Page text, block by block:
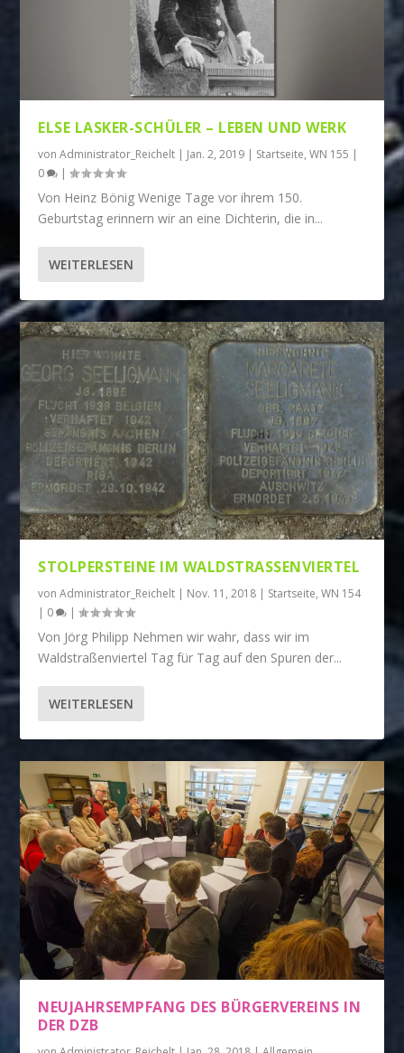
ELSE LASKER-SCHÜLER – LEBEN UND WERK
vonAdministrator_Reichelt | Jan. 2, 2019 | Startseite,WN 155 |
0
|
Von Heinz Bönig Wenige Tage vor ihrem 150.
Geburtstag erinnern wir an eine Dichterin, die in...
WEITERLESEN
STOLPERSTEINE IM WALDSTRASSENVIERTEL
vonAdministrator_Reichelt Nov. 11, 2018 Startseite,WN 154
0 |
Von Jörg Philipp Nehmen wir wahr, dass wir im
Waldstraßenviertel Tag für Tag auf den Spuren der...
WEITERLESEN
NEUJAHRSEMPFANG DES BÜRGERVEREINS IN
DER DZB